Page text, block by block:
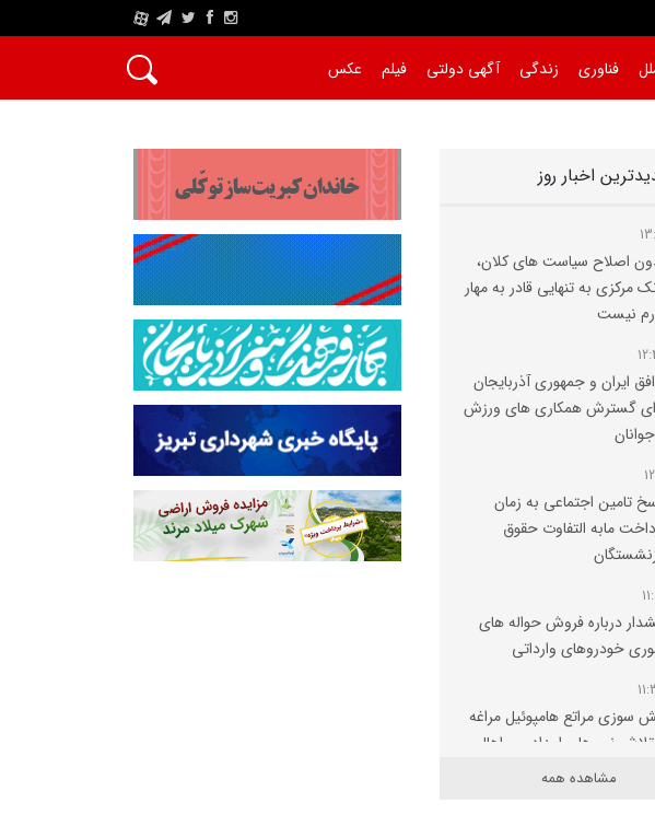
A
فناوری زندگی آگهی دولتی فیلم عکس
اخبار روز
اصلاح سیاست‌ های کلان،
مرکزی به تنهایی قادر به مهار
نیست
ایران و جمهوری آذربایجان
گسترش همکاری‌ های ورزش
تامین‌ اجتماعی به زمان
مابه‌ التفاوت حقوق
درباره فروش حواله‌ های
خودروهای وارداتی
سوزی مراتع هامپوئیل مراغه
تلاش نیروهای امدادی و اهالی
مشاهده همه